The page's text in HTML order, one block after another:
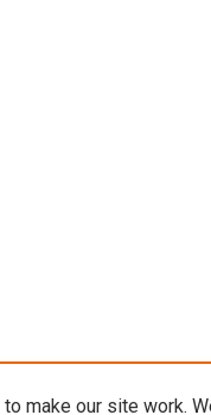
make our site work.